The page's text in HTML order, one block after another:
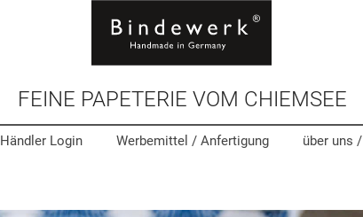
FEINE PAPETERIE VOM CHIEMSEE
Händler Login Werbemittel / Anfertigung über uns /